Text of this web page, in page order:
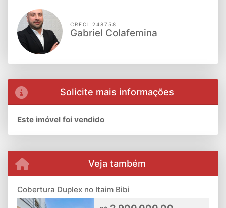
CRECI 248758
Gabriel Colafemina
Solicite mais informações
Este imóvel foi vendido
Veja também
Cobertura Duplex no Itaim Bibi